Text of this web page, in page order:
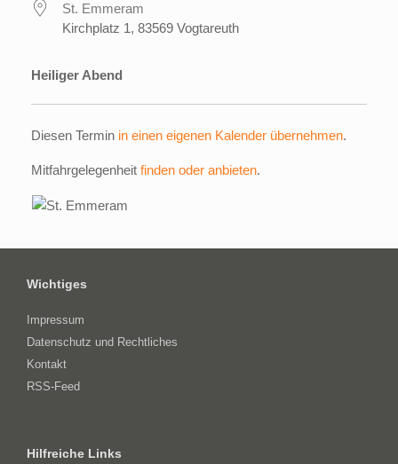
St. Emmeram
Kirchplatz 1, 83569 Vogtareuth
Heiliger Abend
Diesen Termin in einen eigenen Kalender übernehmen.
Mitfahrgelegenheit finden oder anbieten.
Wichtiges
Impressum
Datenschutz und Rechtliches
Kontakt
RSS-Feed
Hilfreiche Links